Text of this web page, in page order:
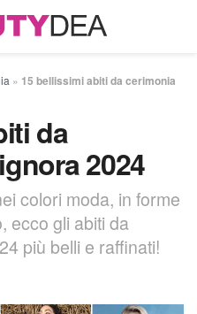
» 15 bellissimi abiti da cerimonia
da
2024
colori moda, in forme
ecco gli abiti da
più belli e raffinati!